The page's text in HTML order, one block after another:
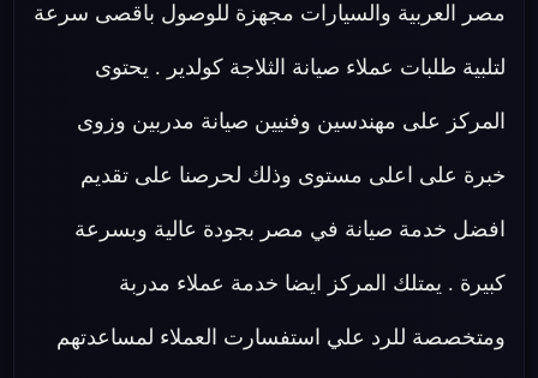
مصر العربية والسيارات مجهزة للوصول باقصى سرعة
لتلبية طلبات عملاء صيانة الثلاجة كولدير . يحتوى
المركز على مهندسين وفنيين صيانة مدربين وزوى
خبرة على اعلى مستوى وذلك لحرصنا على تقديم
افضل خدمة صيانة في مصر بجودة عالية وبسرعة
كبيرة . يمتلك المركز ايضا خدمة عملاء مدربة
ومتخصصة للرد علي استفسارت العملاء لمساعدتهم